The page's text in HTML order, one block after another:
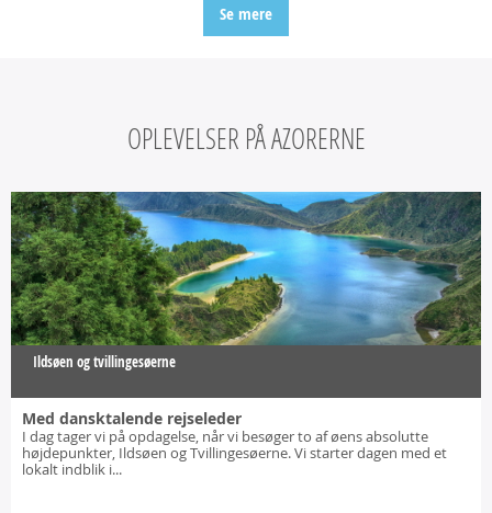
Se mere
OPLEVELSER PÅ AZORERNE
Ildsøen og tvillingesøerne
Med dansktalende rejseleder
I dag tager vi på opdagelse, når vi besøger to af øens absolutte
højdepunkter, Ildsøen og Tvillingesøerne. Vi starter dagen med et
lokalt indblik i...